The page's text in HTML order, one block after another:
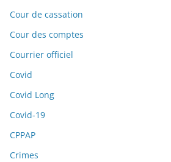
Cour de cassation
Cour des comptes
Courrier officiel
Covid
Covid Long
Covid-19
CPPAP
Crimes